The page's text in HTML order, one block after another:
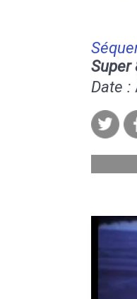
Super
Date :